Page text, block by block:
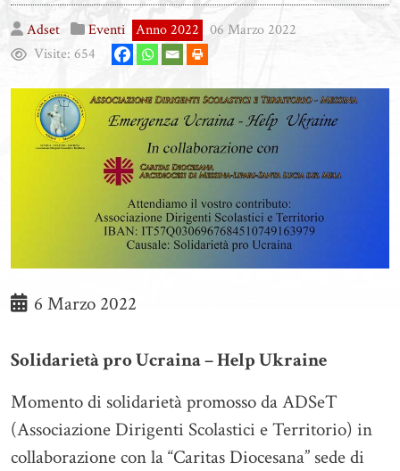
Adset Eventi Anno 2022
06 Marzo 2022
Visite: 654
6 Marzo 2022
Solidarietà pro Ucraina – Help Ukraine
Momento di solidarietà promosso da ADSeT
(Associazione Dirigenti Scolastici e Territorio) in
collaborazione con la “Caritas Diocesana” sede di